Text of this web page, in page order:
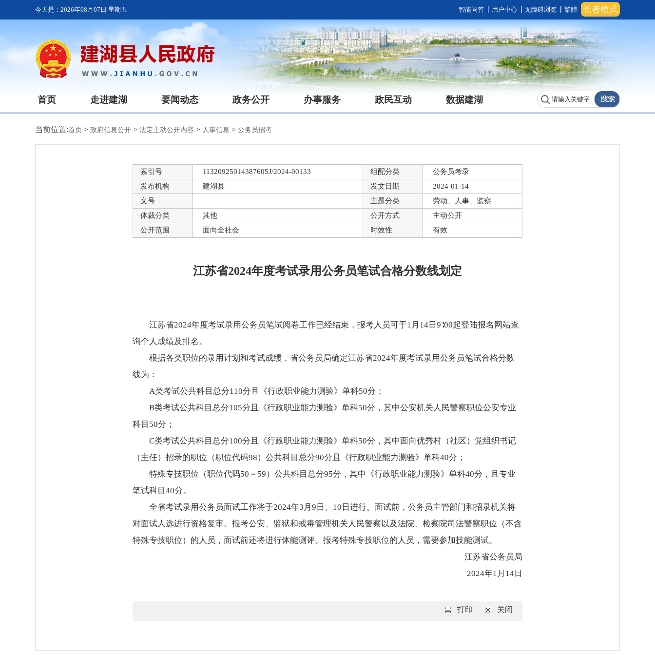
今天是： 2026年08月07日 星期五 长者模式
智能问答 用户中心 无障碍浏览 繁體
首页 走进建湖 要闻动态 政务公开 办事服务 政民互动 数据建湖
当前位置:首页 > 政府信息公开 > 法定主动公开内容 > 人事信息 > 公务员招考
索引号 11320925014387605J/2024-00133 组配分类
公务员考录
发布机构
建湖县 发文日期
2024-01-14
文号
主题分类
劳动、人事、监察
体裁分类
其他 公开方式
主动公开
公开范围
面向全社会 时效性 有效
江苏省2024年度考试录用公务员笔试合格分数线划定
江苏省2024年度考试录用公务员笔试阅卷工作已经结束，报考人员可于1月14日9∶00起登陆报名网站查
询个人成绩及排名。
根据各类职位的录用计划和考试成绩，省公务员局确定江苏省2024年度考试录用公务员笔试合格分数
线为：
A类考试公共科目总分110分且《行政职业能力测验》单科50分；
B类考试公共科目总分105分且《行政职业能力测验》单科50分，其中公安机关人民警察职位公安专业
科目50分；
C类考试公共科目总分100分且《行政职业能力测验》单科50分，其中面向优秀村（社区）党组织书记
（主任）招录的职位（职位代码98）公共科目总分90分且《行政职业能力测验》单科40分；
特殊专技职位（职位代码50－59）公共科目总分95分，其中《行政职业能力测验》单科40分，且专业
笔试科目40分。
全省考试录用公务员面试工作将于2024年3月9日、10日进行。面试前，公务员主管部门和招录机关将
对面试人选进行资格复审。报考公安、监狱和戒毒管理机关人民警察以及法院、检察院司法警察职位（不含
特殊专技职位）的人员，面试前还将进行体能测评。报考特殊专技职位的人员，需要参加技能测试。
江苏省公务员局
2024年1月14日
打印 关闭